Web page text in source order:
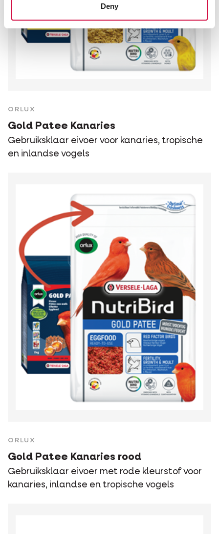
Deny
ORLUX
Gold Patee Kanaries
Gebruiksklaar eivoer voor kanaries, tropische
en inlandse vogels
ORLUX
Gold Patee Kanaries rood
Gebruiksklaar eivoer met rode kleurstof voor
kanaries, inlandse en tropische vogels